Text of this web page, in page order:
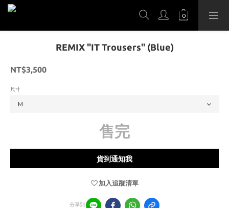
REMIX "IT Trousers" (Blue)
NT$3,500
尺寸
售完
貨到通知我
加入追蹤清單
分享到